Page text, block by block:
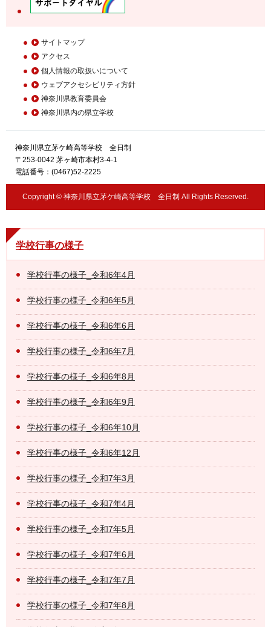
サイトマップ
アクセス
個人情報の取扱いについて
ウェブアクセシビリティ方針
神奈川県教育委員会
神奈川県内の県立学校
神奈川県立茅ケ崎高等学校 全日制
〒253-0042 茅ヶ崎市本村3-4-1
電話番号：(0467)52-2225
Copyright © 神奈川県立茅ケ崎高等学校 全日制 All Rights Reserved.
学校行事の様子
学校行事の様子_令和6年4月
学校行事の様子_令和6年5月
学校行事の様子_令和6年6月
学校行事の様子_令和6年7月
学校行事の様子_令和6年8月
学校行事の様子_令和6年9月
学校行事の様子_令和6年10月
学校行事の様子_令和6年12月
学校行事の様子_令和7年3月
学校行事の様子_令和7年4月
学校行事の様子_令和7年5月
学校行事の様子_令和7年6月
学校行事の様子_令和7年7月
学校行事の様子_令和7年8月